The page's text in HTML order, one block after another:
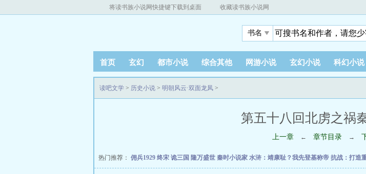
将读书族小说网快捷键下载到桌面 收藏读书族小说网
书名
首页 玄幻 都市小说 综合其他 网游小说 玄幻小说 科幻小说
读吧文学 > 历史小说 > 明朝风云·双面龙凤 >
第五十八回北虏之祸
上一章 ← 章节目录 →
热门推荐： 佣兵1929 终宋 诡三国 隆万盛世 秦时小说家 水浒：靖康耻？我先登基称帝 抗战：打造